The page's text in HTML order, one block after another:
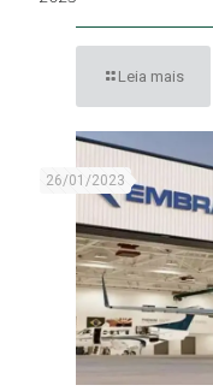
Leia mais
26/01/2023